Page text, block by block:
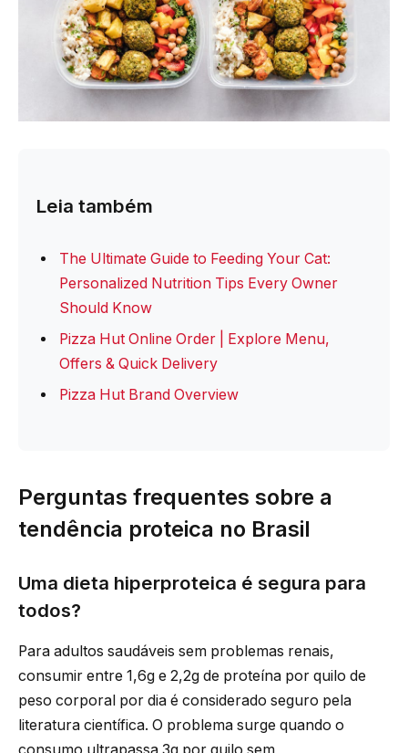
Leia também
The Ultimate Guide to Feeding Your Cat:
Personalized Nutrition Tips Every Owner
Should Know
Pizza Hut Online Order | Explore Menu,
Offers & Quick Delivery
Pizza Hut Brand Overview
Perguntas frequentes sobre a
tendência proteica no Brasil
Uma dieta hiperproteica é segura para
todos?
Para adultos saudáveis sem problemas renais,
consumir entre 1,6g e 2,2g de proteína por quilo de
peso corporal por dia é considerado seguro pela
literatura científica. O problema surge quando o
consumo ultrapassa 3g por quilo sem